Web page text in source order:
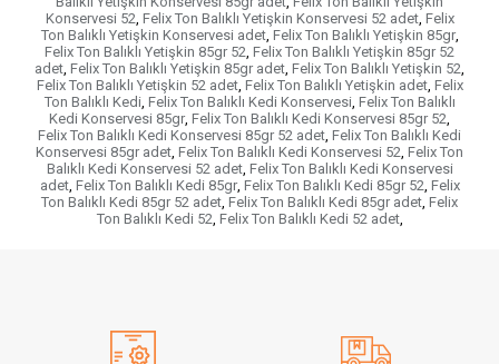
Konservesi 52 Felix Ton Balıklı Yetişkin Konservesi 52 adet, Felix
Ton Balıklı Yetişkin Konservesi adet, Felix Ton Balıklı Yetişkin 85gr,
Felix Ton Balıklı Yetişkin 85gr 52 Felix Ton Balıklı Yetişkin 85gr 52
adet Felix Ton Balıklı Yetişkin 85gr adet Felix Ton Balıklı Yetişkin 52
Felix Ton Balıklı Yetişkin 52 adet, Felix Ton Balıklı Yetişkin adet, Felix
Ton Balıklı Kedi Felix Ton Balıklı Kedi Konservesi Felix Ton Balıklı
Kedi Konservesi 85gr Felix Ton Balıklı Kedi Konservesi 85gr 52
Felix Ton Balıklı Kedi Konservesi 85gr 52 adet Felix Ton Balıklı Kedi
Konservesi 85gr adet Felix Ton Balıklı Kedi Konservesi 52 Felix Ton
Balıklı Kedi Konservesi 52 adet, Felix Ton Balıklı Kedi Konservesi
adet, Felix Ton Balıklı Kedi 85gr, Felix Ton Balıklı Kedi 85gr 52 Felix
Ton Balıklı Kedi 85gr 52 adet Felix Ton Balıklı Kedi 85gr adet Felix
Ton Balıklı Kedi 52 Felix Ton Balıklı Kedi 52 adet,